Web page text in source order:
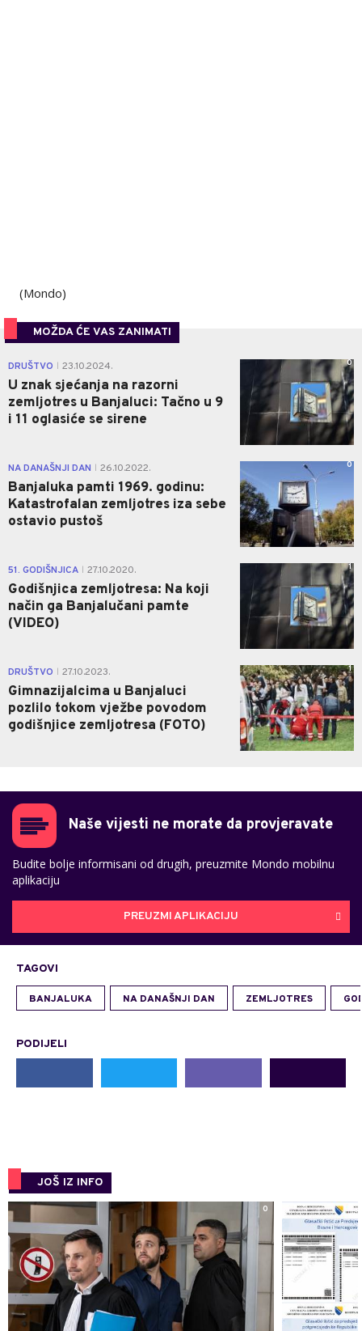
(Mondo)
MOŽDA ĆE VAS ZANIMATI
DRUŠTVO 23.10.2024.
U znak sjećanja na razorni
zemljotres u Banjaluci: Tačno u 9
i 11 oglasiće se sirene
0
NA DANAŠNJI DAN 26.10.2022.
Banjaluka pamti 1969. godinu:
Katastrofalan zemljotres iza sebe
ostavio pustoš
0
51. GODIŠNJICA 27.10.2020.
Godišnjica zemljotresa: Na koji
način ga Banjalučani pamte
(VIDEO)
1
DRUŠTVO 27.10.2023.
Gimnazijalcima u Banjaluci
pozlilo tokom vježbe povodom
godišnjice zemljotresa (FOTO)
1
Naše vijesti ne morate da provjeravate
Budite bolje informisani od drugih, preuzmite Mondo mobilnu
aplikaciju
PREUZMI APLIKACIJU
TAGOVI
BANJALUKA NA DANAŠNJI DAN ZEMLJOTRES
PODIJELI
JOŠ IZ INFO
0